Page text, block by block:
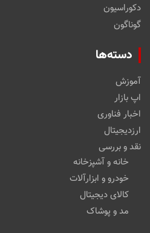
دکوراسیون
گوناگون
دسته‌ها
آموزش
اپ بازار
اخبار فناوری
ارزدیجیتال
نقد و بررسی
خانه و آشپزخانه
خودرو و ابزارآلات
کالای دیجیتال
مد و پوشاک